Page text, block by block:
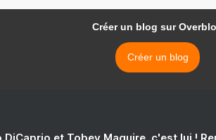
Créer un blog sur
Créer un blog